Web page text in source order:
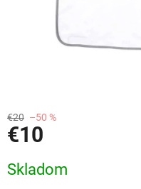
€20 –50 %
€10
cena:
Skladom